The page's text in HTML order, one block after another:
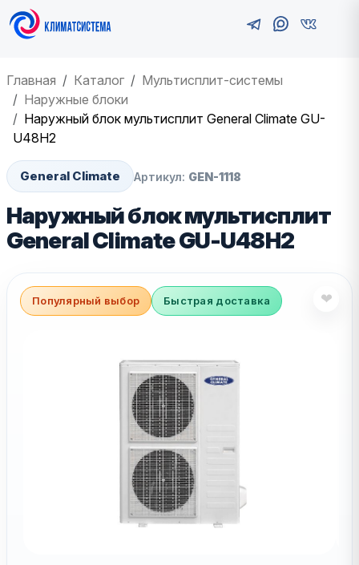
Главная Каталог
Мультисплит-системы
Наружные блоки
Наружный блок мультисплит General Climate GU-
U48H2
General Climate Артикул: GEN-1118
Наружный блок мультисплит
General Climate GU-U48H2
Популярный выбор Быстрая доставка ❤